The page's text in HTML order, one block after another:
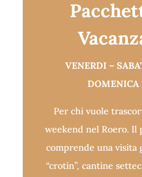
VENERDI –
DOMENICA
Per chi vuole
weekend nel Roero. Il
comprende una visita
“crotin”, cantine